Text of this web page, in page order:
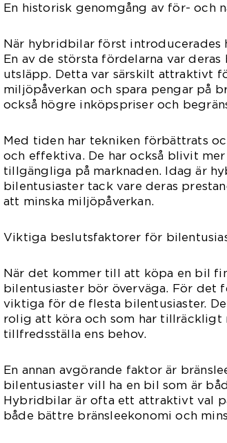
En historisk genomgång av för- och
När hybridbilar först introducerades
En av de största fördelarna var
utsläpp. Detta var särskilt attraktivt
miljöpåverkan och spara pengar på
också högre inköpspriser och
Med tiden har tekniken förbättrats
och effektiva. De har också blivit
tillgängliga på marknaden. Idag är
bilentusiaster tack vare deras
att minska miljöpåverkan.
Viktiga beslutsfaktorer för
När det kommer till att köpa en bil
bilentusiaster bör överväga. För det
viktiga för de flesta bilentusiaster.
rolig att köra och som har
tillfredsställa ens behov.
En annan avgörande faktor är
bilentusiaster vill ha en bil som är
Hybridbilar är ofta ett attraktivt val
både bättre bränsleekonomi och